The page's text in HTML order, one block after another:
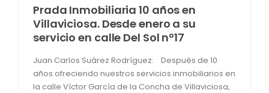
Prada Inmobiliaria 10 años en
Villaviciosa. Desde enero a su
servicio en calle Del Sol nº17
Juan Carlos Suárez Rodríguez: Después de 10
años ofreciendo nuestros servicios inmobiliarios en
la calle Víctor García de la Concha de Villaviciosa,